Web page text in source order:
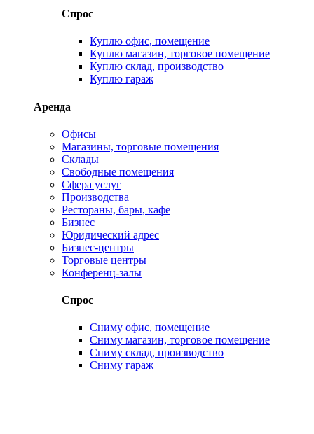
Спрос
Куплю офис, помещение
Куплю магазин, торговое помещение
Куплю склад, производство
Куплю гараж
Аренда
Офисы
Магазины, торговые помещения
Склады
Свободные помещения
Сфера услуг
Производства
Рестораны, бары, кафе
Бизнес
Юридический адрес
Бизнес-центры
Торговые центры
Конференц-залы
Спрос
Сниму офис, помещение
Сниму магазин, торговое помещение
Сниму склад, производство
Сниму гараж